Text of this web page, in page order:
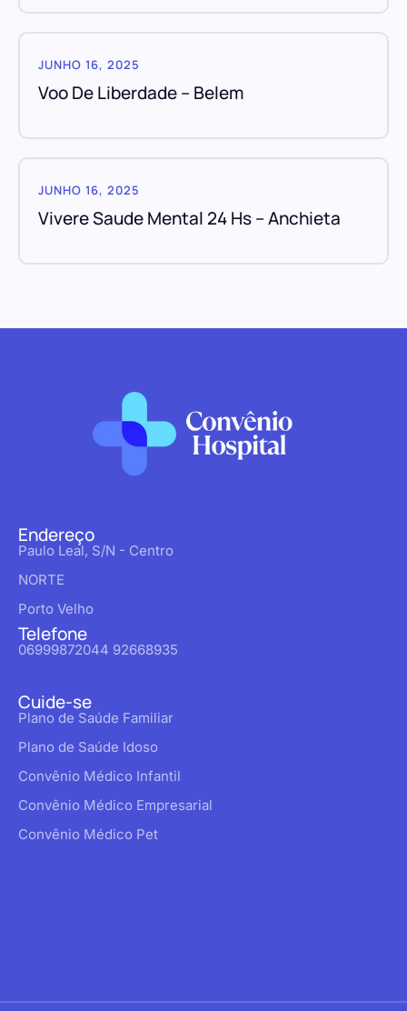
JUNHO 16, 2025
Voo De Liberdade – Belem
JUNHO 16, 2025
Vivere Saude Mental 24 Hs – Anchieta
Endereço
Paulo Leal, S/N - Centro
NORTE
Porto Velho
Telefone
06999872044 92668935
Cuide-se
Plano de Saúde Familiar
Plano de Saúde Idoso
Convênio Médico Infantil
Convênio Médico Empresarial
Convênio Médico Pet